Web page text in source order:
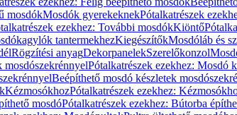
mosdókMosdók gyerekeknekPótalkatrészek
ezekhez: További mosdókKiöntő
tantermekhezKiegészítőkMosdóláb és
Rögzítési anyagDekorpanelekSzerelőkonzol
mosdószekrénnyelPótalkatrészek ezekhez: Mosdó
Beépíthető mosdó készletek
KézmosókhozPótalkatrészek ezekhez:
mosdóPótalkatrészek ezekhez: Bútorba